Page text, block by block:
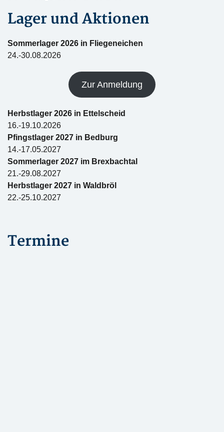
Lager und Aktionen
Sommerlager 2026 in Fliegeneichen
24.-30.08.2026
Zur Anmeldung
Herbstlager 2026 in Ettelscheid
16.-19.10.2026
Pfingstlager 2027 in Bedburg
14.-17.05.2027
Sommerlager 2027 im Brexbachtal
21.-29.08.2027
Herbstlager 2027 in Waldbröl
22.-25.10.2027
Termine